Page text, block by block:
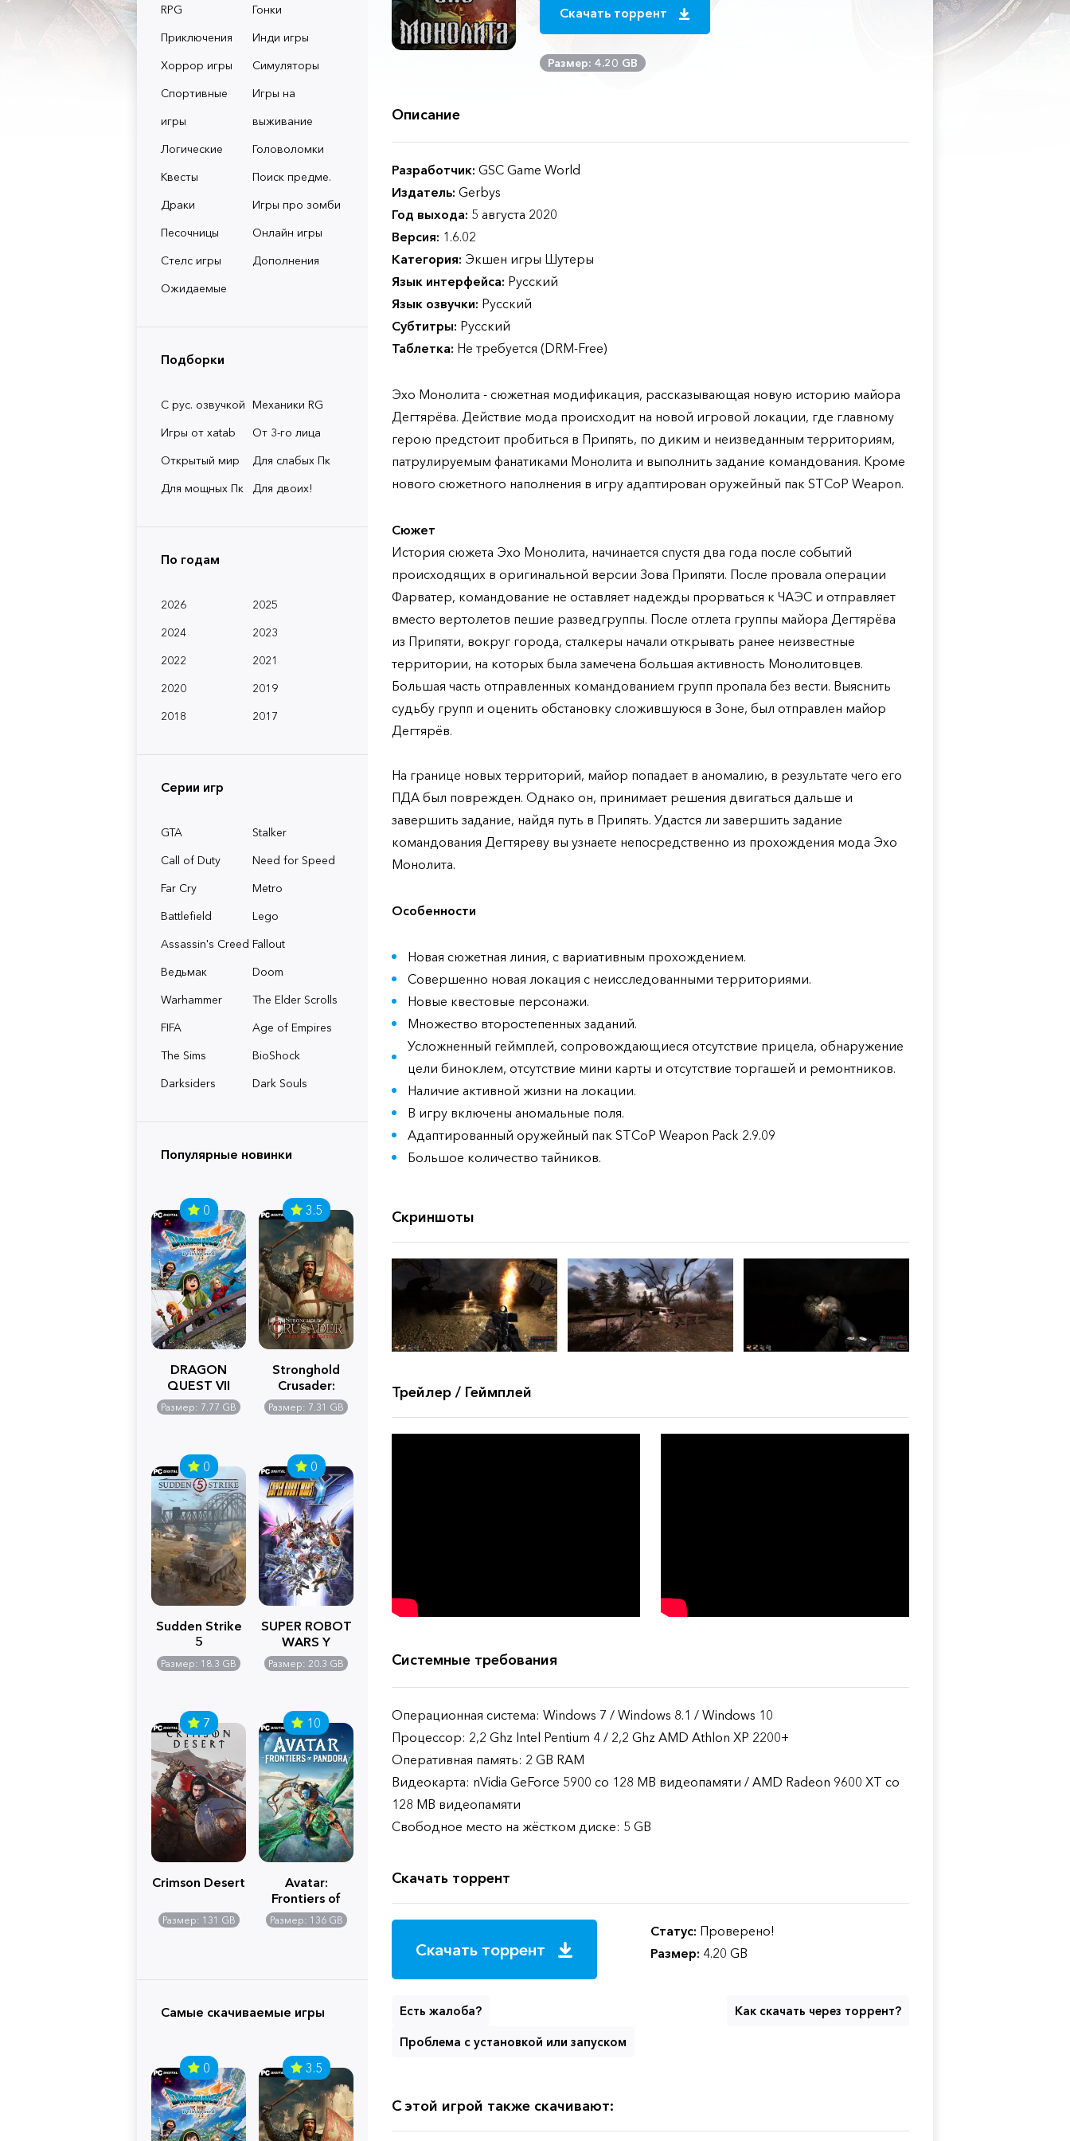
RPG
Гонки
Приключения
Инди игры
Хоррор игры
Симуляторы
Спортивные
игры
Игры на
выживание
Логические
Головоломки
Квесты
Поиск предме.
Драки
Игры про зомби
Песочницы
Онлайн игры
Стелс игры
Дополнения
Ожидаемые
Подборки
С рус. озвучкой Механики RG
Игры от xatab
От 3-го лица
Открытый мир
Для слабых Пк
Для мощных Пк
Для двоих!
По годам
2026
2025
2024
2023
2022
2021
2020
2019
2018
2017
Серии игр
GTA
Stalker
Call of Duty
Need for Speed
Far Cry
Metro
Battlefield
Lego
Assassin's Creed Fallout
Ведьмак
Doom
Warhammer
The Elder Scrolls
FIFA
Age of Empires
The Sims
BioShock
Darksiders
Dark Souls
Популярные новинки
0
DRAGON
QUEST VII
Reimagined
Размер: 7.77 GB
3.5
Stronghold
Crusader:
Definitive
Edition
Размер: 7.31 GB
0
Sudden Strike
5
Размер: 18.3 GB
0
SUPER ROBOT
WARS Y
Размер: 20.3 GB
7
Crimson Desert
Размер: 131 GB
10
Avatar:
Frontiers of
Pandora
Размер: 136 GB
Самые скачиваемые игры
0 3.5
Скачать торрент
Размер: 4.20 GB
Описание
Разработчик: GSC Game World
Издатель: Gerbys
Год выхода: 5 августа 2020
Версия: 1.6.02
Категория: Экшен игры Шутеры
Язык интерфейса: Русский
Язык озвучки: Русский
Субтитры: Русский
Таблетка: Не требуется (DRM-Free)
Эхо Монолита - сюжетная модификация, рассказывающая новую историю майора
Дегтярёва. Действие мода происходит на новой игровой локации, где главному
герою предстоит пробиться в Припять, по диким и неизведанным территориям,
патрулируемым фанатиками Монолита и выполнить задание командования. Кроме
нового сюжетного наполнения в игру адаптирован оружейный пак STCoP Weapon.
Сюжет
История сюжета Эхо Монолита, начинается спустя два года после событий
происходящих в оригинальной версии Зова Припяти. После провала операции
Фарватер, командование не оставляет надежды прорваться к ЧАЭС и отправляет
вместо вертолетов пешие разведгруппы. После отлета группы майора Дегтярёва
из Припяти, вокруг города, сталкеры начали открывать ранее неизвестные
территории, на которых была замечена большая активность Монолитовцев.
Большая часть отправленных командованием групп пропала без вести. Выяснить
судьбу групп и оценить обстановку сложившуюся в Зоне, был отправлен майор
Дегтярёв.
На границе новых территорий, майор попадает в аномалию, в результате чего его
ПДА был поврежден. Однако он, принимает решения двигаться дальше и
завершить задание, найдя путь в Припять. Удастся ли завершить задание
командования Дегтяреву вы узнаете непосредственно из прохождения мода Эхо
Монолита.
Особенности
Новая сюжетная линия, с вариативным прохождением.
Совершенно новая локация с неисследованными территориями.
Новые квестовые персонажи.
Множество второстепенных заданий.
Усложненный геймплей, сопровождающиеся отсутствие прицела, обнаружение
цели биноклем, отсутствие мини карты и отсутствие торгашей и ремонтников.
Наличие активной жизни на локации.
В игру включены аномальные поля.
Адаптированный оружейный пак STCoP Weapon Pack 2.9.09
Большое количество тайников.
Скриншоты
Трейлер / Геймплей
Системные требования
Операционная система: Windows 7 / Windows 8.1 / Windows 10
Процессор: 2,2 Ghz Intel Pentium 4 / 2,2 Ghz AMD Athlon XP 2200+
Оперативная память: 2 GB RAM
Видеокарта: nVidia GeForce 5900 со 128 MB видеопамяти / AMD Radeon 9600 XT со
128 MB видеопамяти
Свободное место на жёстком диске: 5 GB
Скачать торрент
Скачать торрент
Статус: Проверено!
Размер: 4.20 GB
Есть жалоба? Как скачать через торрент?
Проблема с установкой или запуском
С этой игрой также скачивают: